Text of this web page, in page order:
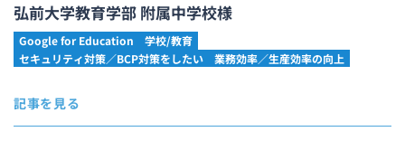
弘前大学教育学部 附属中学校様
Google for Education
学校/教育
セキュリティ対策／BCP対策をしたい
業務効率／生産効率の向上
記事を見る